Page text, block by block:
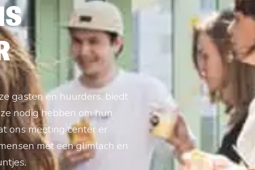
gasten en huurders, biedt
nodig hebben om hun
ons meeting center er
met een glimlach en